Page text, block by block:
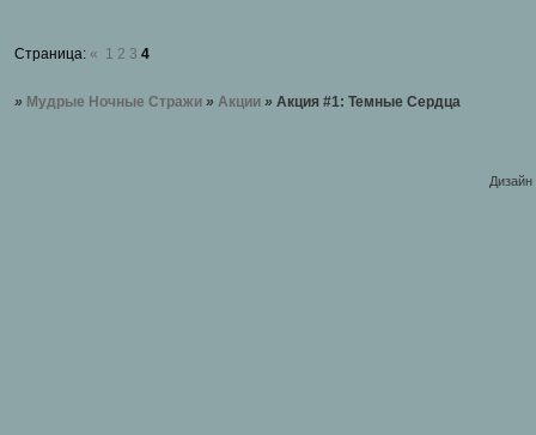
Страница: « 1 2 3 4
» Мудрые Ночные Стражи » Акции » Акция #1: Темные Сердца